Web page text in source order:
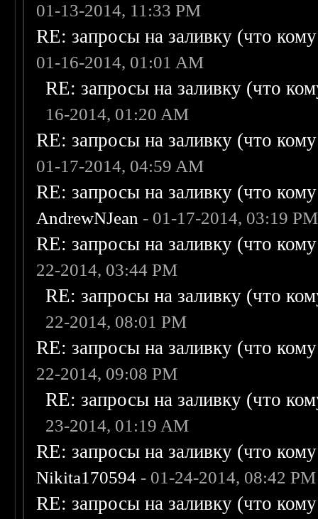
01-13-2014, 11:33 PM
RE: запросы на заливку (что
01-16-2014, 01:01 AM
RE: запросы на заливку (что
16-2014, 01:20 AM
RE: запросы на заливку (что
01-17-2014, 04:59 AM
RE: запросы на заливку (что
AndrewNJean - 01-17-2014, 03:19 PM
RE: запросы на заливку (что
22-2014, 03:44 PM
RE: запросы на заливку (что
22-2014, 08:01 PM
RE: запросы на заливку (что
22-2014, 09:08 PM
RE: запросы на заливку (что
23-2014, 01:19 AM
RE: запросы на заливку (что
Nikita170594 - 01-24-2014, 08:42 PM
RE: запросы на заливку (что